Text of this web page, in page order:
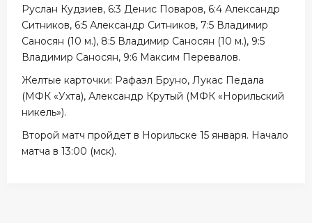
Руслан Кудзиев, 6:3 Денис Поваров, 6:4 Александр
Ситников, 6:5 Александр Ситников, 7:5 Владимир
Саносян (10 м.), 8:5 Владимир Саносян (10 м.), 9:5
Владимир Саносян, 9:6 Максим Перевалов.
Желтые карточки: Рафаэл Бруно, Лукас Педала
(МФК «Ухта), Александр Крутый (МФК «Норильский
никель»).
Второй матч пройдет в Норильске 15 января. Начало
матча в 13:00 (мск).